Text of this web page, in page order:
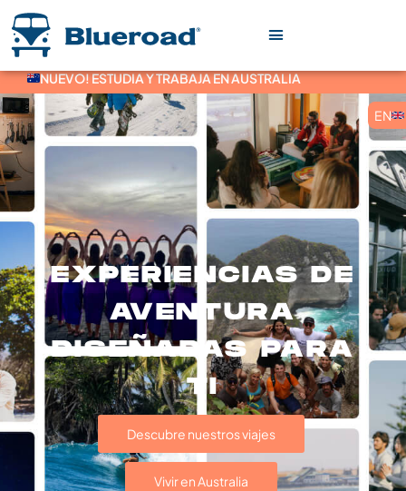
EN
NUEVO! ESTUDIA Y TRABAJA EN AUSTRALIA
EXPERIENCIAS DE
AVENTURA
DISEÑADAS PARA
TI
Descubre nuestros viajes
Vivir en Australia